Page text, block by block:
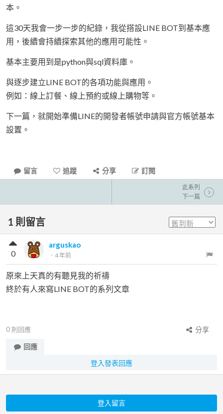
本。
這30天我會一步一步的紀錄，我從搭設LINE BOT到基本應
用，後續會持續探索其他的應用可能性。
基本主要用到是python與sql資料庫。
與逐步建立LINE BOT的各項功能與應用。
例如：線上訂餐、線上預約或線上購物等。
下一篇，就開始準備LINE的開發者帳號申請與官方帳號基本
設置。
留言 追蹤 分享 訂閱
此系列
下一篇
1 則留言
arguskao
． 4 年前
0
原來上天真的有聽見我的祈禱
終於有人來寫LINE BOT的系列文章
0 則回應
分享
回應
登入發表回應
登入留言